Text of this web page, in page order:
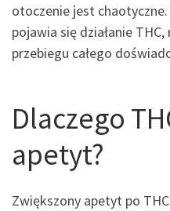
otoczenie jest
pojawia się działanie
przebiegu całego
Dlaczego
apetyt?
Zwiększony apetyt po